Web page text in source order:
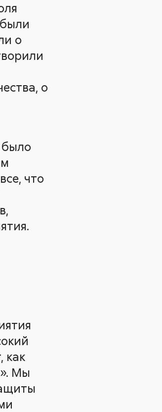
о
о
было
что
как
Мы